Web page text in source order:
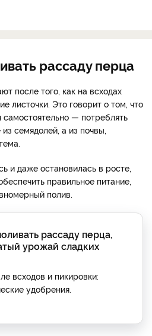
рассаду перца
после того, как на всходах
листочки. Это говорит о том, что
самостоятельно — потреблять
семядолей, а из почвы,
и даже остановилась в росте,
правильное питание,
полив.
рассаду перца,
урожай сладких
всходов и пикировки:
удобрения.